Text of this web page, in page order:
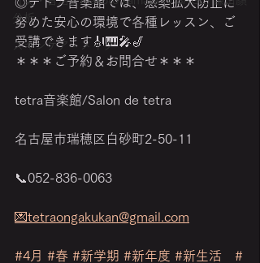
分析
スキンケア・メイク
努めた安心の環境で各種レッスン、ご
受講できます🎻🎹🎤🎷
＊＊＊ご予約＆お問合せ＊＊＊
tetra音楽館/Salon de tetra
名古屋市瑞穂区白砂町2-50-11
📞052-836-0063
💌tetraongakukan@gmail.com
#4月 #春 #新学期 #新年度 #新生活
#